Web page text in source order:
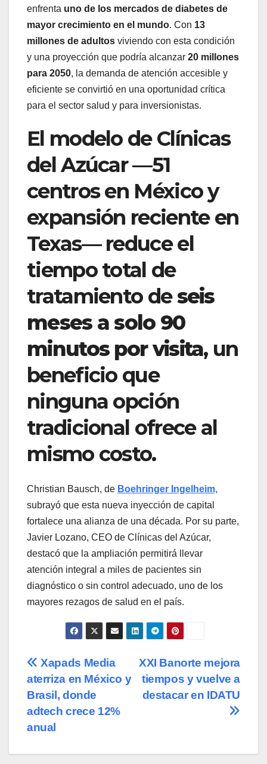
enfrenta uno de los mercados de diabetes de
mayor crecimiento en el mundo. Con 13
millones de adultos viviendo con esta condición
y una proyección que podría alcanzar 20 millones
para 2050, la demanda de atención accesible y
eficiente se convirtió en una oportunidad crítica
para el sector salud y para inversionistas.
El modelo de Clínicas
del Azúcar —51
centros en México y
expansión reciente en
Texas— reduce el
tiempo total de
tratamiento deseis
meses a solo 90
minutos por visita, un
beneficio que
ninguna opción
tradicional ofrece al
mismo costo.
Christian Bausch, de Boehringer Ingelheim,
subrayó que esta nueva inyección de capital
fortalece una alianza de una década. Por su parte,
Javier Lozano, CEO de Clínicas del Azúcar,
destacó que la ampliación permitirá llevar
atención integral a miles de pacientes sin
diagnóstico o sin control adecuado, uno de los
mayores rezagos de salud en el país.
Navegación
de
entradas
XXI Banorte mejora
tiempos y vuelve a
destacar en IDATU
Xapads Media
aterriza en México y
Brasil, donde
adtech crece 12%
anual